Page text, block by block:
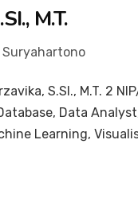
M.T.
S.SI., M.T. 2
Data
Learning,